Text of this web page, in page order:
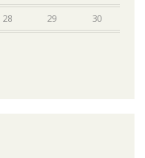
28 29 30